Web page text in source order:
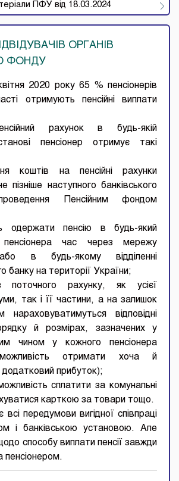
ПФУ від 18.03.2024
ОРГАНІВ
ФОНДУ
2020 року 65 % пенсіонерів
отримують пенсійні виплати
рахунок в будь-якій
пенсіонер отримує такі
коштів на пенсійні рахунки
пізніше наступного банківського
Пенсійним фондом
одержати пенсію в будь-який
час через мережу
в будь-якому відділенні
банку на території України;
рахунку, як усієї
так і її частини, а на залишок
нараховуватимуться відповідні
й розмірах, зазначених у
чином у кожного пенсіонера
можливість отримати хоча й
додатковий прибуток);
сплатити за комунальні
карткою за товари тощо.
передумови вигідної співпраці
і банківською установою. Але
способу виплати пенсії завжди
пенсіонером.